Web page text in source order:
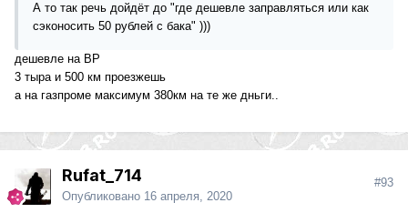
А то так речь дойдёт до "где дешевле заправляться или как
сэконосить 50 рублей с бака" )))
дешевле на BP
3 тыра и 500 км проезжешь
а на газпроме максимум 380км на те же дньги..
Rufat_714
Опубликовано 16 апреля, 2020
#93